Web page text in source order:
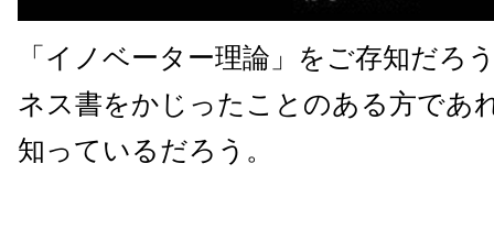
「イノベーター理論」をご存知だろ
ネス書をかじったことのある方であ
知っているだろう。